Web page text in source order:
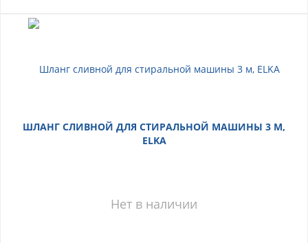
ШЛАНГ СЛИВНОЙ ДЛЯ СТИРАЛЬНОЙ МАШИНЫ 3 М,
ELKA
Нет в наличии